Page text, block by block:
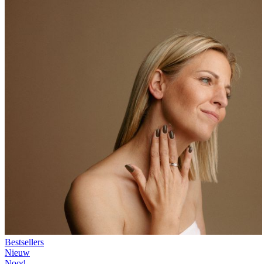
Bestsellers
Nieuw